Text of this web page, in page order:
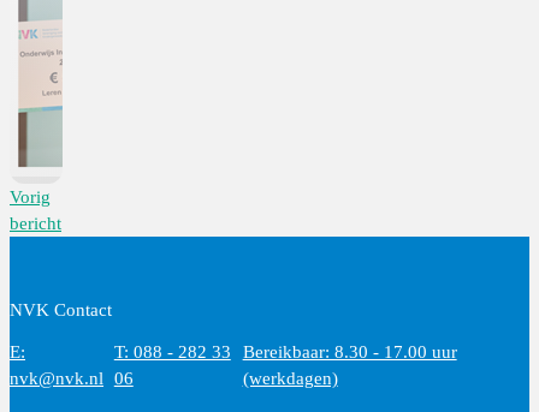
Vorig
bericht
NVK Contact
E:
nvk@nvk.nl
T: 088 - 282 33
06
Bereikbaar: 8.30 - 17.00 uur
(werkdagen)